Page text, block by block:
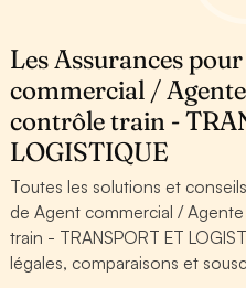
Les Assurances
commercial /
contrôle train -
LOGISTIQUE
Toutes les solutions et
de Agent commercial /
train - TRANSPORT ET
légales, comparaisons et